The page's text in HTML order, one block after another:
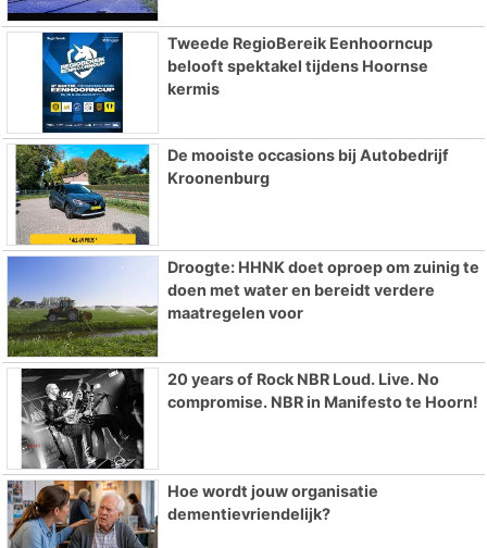
Tweede RegioBereik Eenhoorncup
belooft spektakel tijdens Hoornse
kermis
De mooiste occasions bij Autobedrijf
Kroonenburg
Droogte: HHNK doet oproep om zuinig te
doen met water en bereidt verdere
maatregelen voor
20 years of Rock NBR Loud. Live. No
compromise. NBR in Manifesto te Hoorn!
Hoe wordt jouw organisatie
dementievriendelijk?